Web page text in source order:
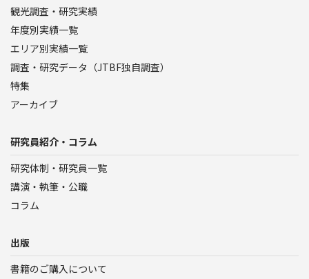
観光調査・研究実績
年度別実績一覧
エリア別実績一覧
調査・研究データ（JTBF独自調査）
特集
アーカイブ
研究員紹介・コラム
研究体制・研究員一覧
講演・執筆・公職
コラム
出版
書籍のご購入について